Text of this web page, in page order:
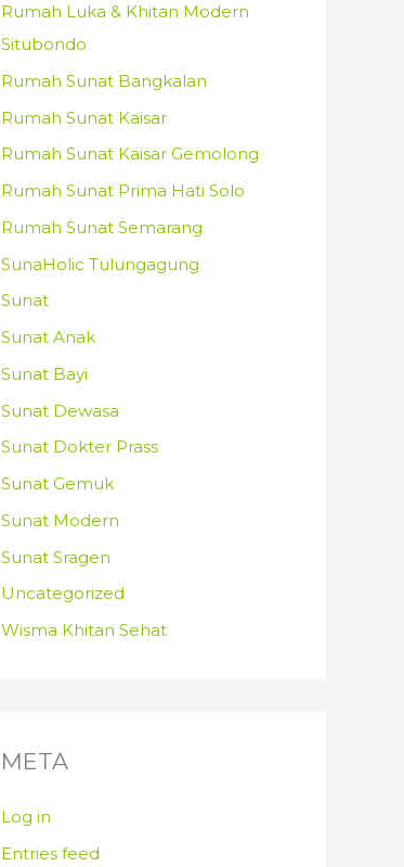
Rumah Luka & Khitan Modern
Situbondo
Rumah Sunat Bangkalan
Rumah Sunat Kaisar
Rumah Sunat Kaisar Gemolong
Rumah Sunat Prima Hati Solo
Rumah Sunat Semarang
SunaHolic Tulungagung
Sunat
Sunat Anak
Sunat Bayi
Sunat Dewasa
Sunat Dokter Prass
Sunat Gemuk
Sunat Modern
Sunat Sragen
Uncategorized
Wisma Khitan Sehat
META
Log in
Entries feed